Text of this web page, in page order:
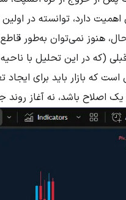
اهمیت دارد، توانسته در
هنوز نمی‌توان به‌طور
(که در این تحلیل با
است که بازار باید برای
اصلاح باشد، نه آغاز روند